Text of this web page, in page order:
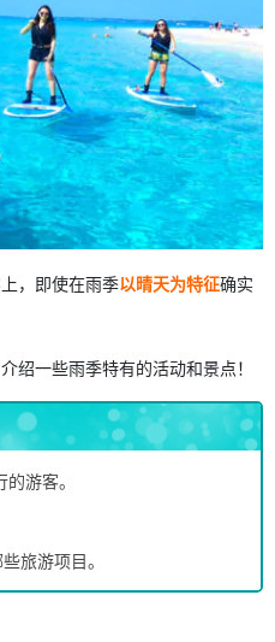
，即使在雨季以晴天为特征确实
绍一些雨季特有的活动和景点！
游客。
旅游项目。